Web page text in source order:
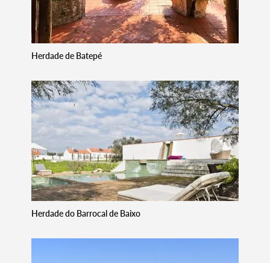
Termo de Pesquisa
Categorias gerais
Herdade de Batepé
Herdade do Barrocal de Baixo